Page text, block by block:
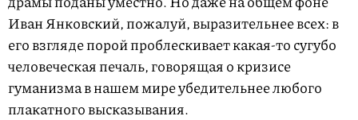
Иван Янковский, пожалуй, выразительнее всех: в
его взгляде порой проблескивает какая-то сугубо
человеческая печаль, говорящая о кризисе
гуманизма в нашем мире убедительнее любого
плакатного высказывания.